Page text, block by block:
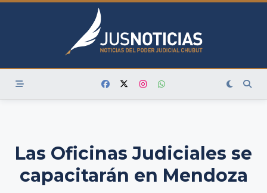
Skip
Las Oficinas Judiciales se
capacitarán en Mendoza